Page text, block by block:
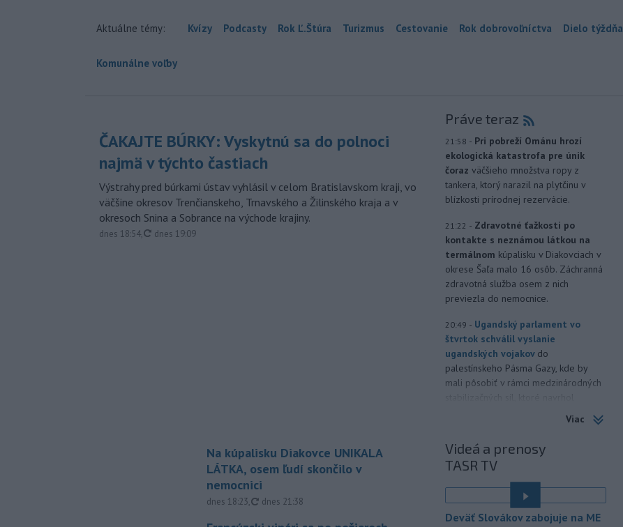
Aktuálne témy: Kvízy Podcasty Rok Ľ.Štúra Turizmus Cestovanie Rok dobrovoľníctva Dielo týždňa
Komunálne voľby
ČAKAJTE BÚRKY: Vyskytnú sa do polnoci
najmä v týchto častiach
Výstrahy pred búrkami ústav vyhlásil v celom Bratislavskom kraji, vo
väčšine okresov Trenčianskeho, Trnavského a Žilinského kraja a v
okresoch Snina a Sobrance na východe krajiny.
dnes 18:54, aktualizované
dnes 19:09
Na kúpalisku Diakovce UNIKALA
LÁTKA, osem ľudí skončilo v
nemocnici
dnes 18:23, aktualizované
dnes 21:38
Práve teraz
21:58 - Pri pobreží Ománu hrozí
ekologická katastrofa pre únik
čoraz väčšieho množstva ropy z
tankera, ktorý narazil na plytčinu v
blízkosti prírodnej rezervácie.
21:22 - Zdravotné ťažkosti po
kontakte s neznámou látkou na
termálnom kúpalisku v Diakovciach v
okrese Šaľa malo 16 osôb. Záchranná
zdravotná služba osem z nich
previezla do nemocnice.
20:49 - Ugandský parlament vo
štvrtok schválil vyslanie
ugandských vojakov do
palestínskeho Pásma Gazy, kde by
mali pôsobiť v rámci medzinárodných
(FA) stiahla svoju podporu
prezidentovi
futbalovej federácie (FIFA) Giannimu
Infantinovi, ktorý je pod paľbou kritiky
po jeho neúspešnom pláne.
Viac
Videá a prenosy
TASR TV
Deväť Slovákov zabojuje na ME